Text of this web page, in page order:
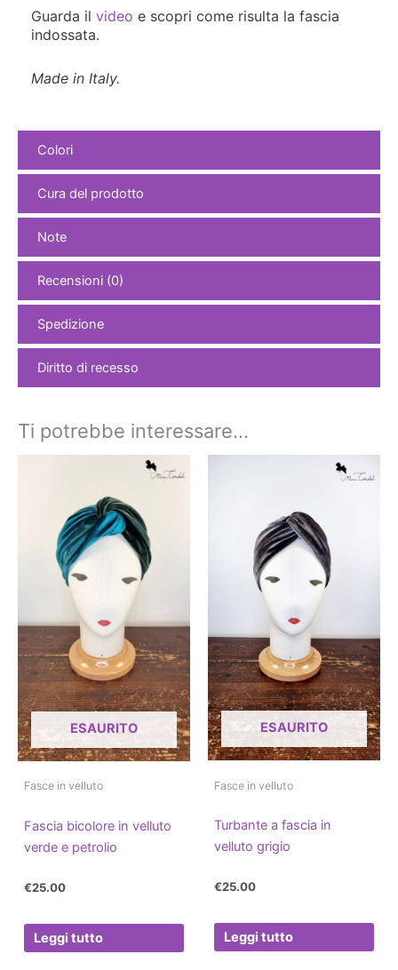
Guarda il video e scopri come risulta la fascia
indossata.
Made in Italy.
Colori
Cura del prodotto
Note
Recensioni (0)
Spedizione
Diritto di recesso
Ti potrebbe interessare…
ESAURITO
Fasce in velluto
Fascia bicolore in velluto
verde e petrolio
€25.00
Leggi tutto
ESAURITO
Fasce in velluto
Turbante a fascia in
velluto grigio
€25.00
Leggi tutto